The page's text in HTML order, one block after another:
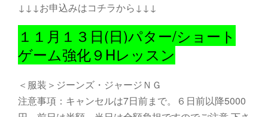
↓↓↓お申込みはコチラから↓↓↓
１１月１３日(日)パター/ショート
ゲーム強化９Hレッスン
＜服装＞ジーンズ・ジャージＮＧ
注意事項：キャンセルは7日前まで。６日前以降5000